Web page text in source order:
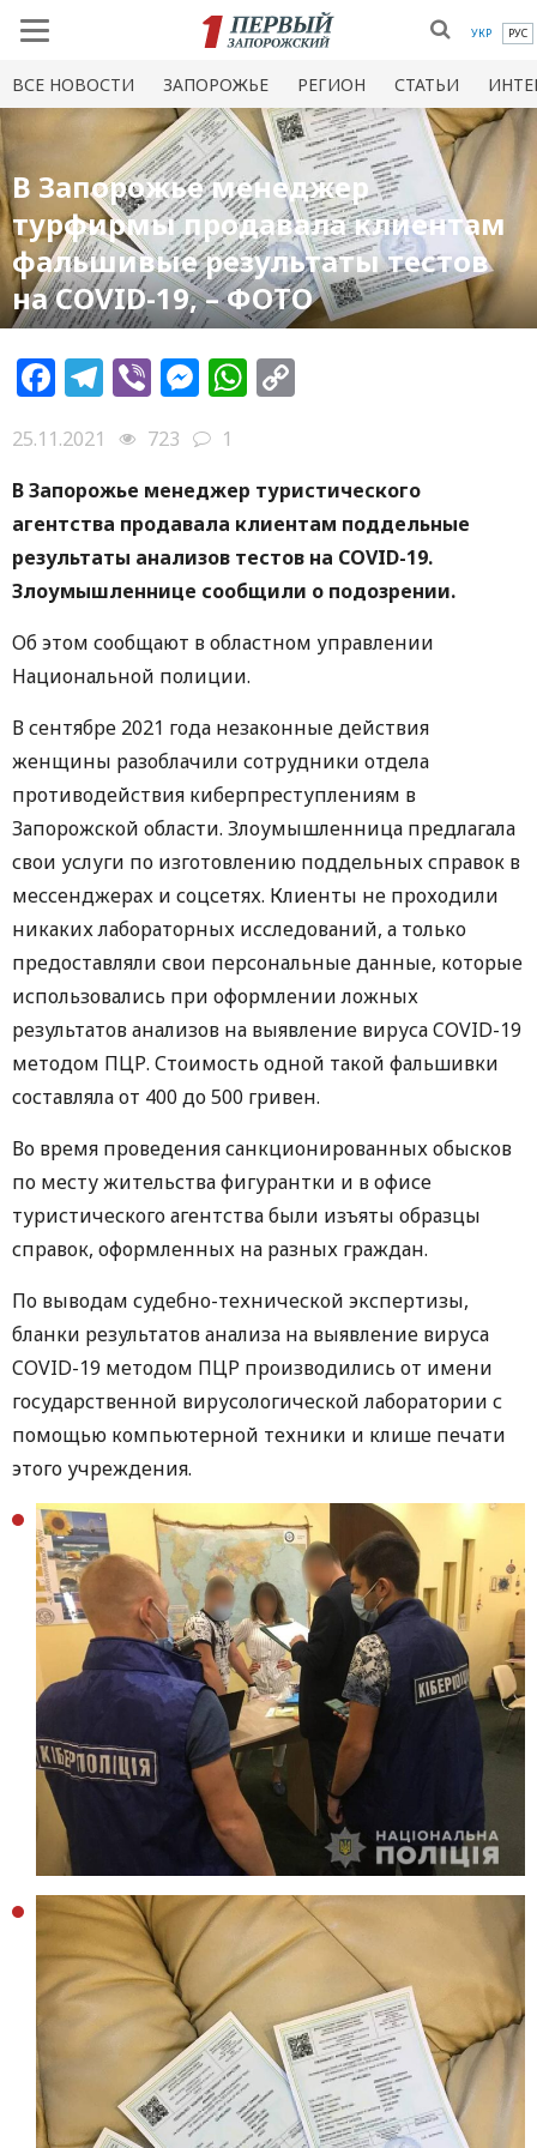
УКР РУС
ВСЕ НОВОСТИ ЗАПОРОЖЬЕ РЕГИОН СТАТЬИ
В Запорожье менеджер
турфирмы продавала клиентам
фальшивые результаты тестов
на COVID-19, – ФОТО
Facebook
Telegram
ViberMessenger
WhatsApp
25.11.2021 723
1
В Запорожье менеджер туристического
агентства продавала клиентам поддельные
результаты анализов тестов на COVID-19.
Злоумышленнице сообщили о подозрении.
Об этом сообщают в областном управлении
Национальной полиции.
В сентябре 2021 года незаконные действия
женщины разоблачили сотрудники отдела
противодействия киберпреступлениям в
Запорожской области. Злоумышленница предлагала
свои услуги по изготовлению поддельных справок в
мессенджерах и соцсетях. Клиенты не проходили
никаких лабораторных исследований, а только
предоставляли свои персональные данные, которые
использовались при оформлении ложных
результатов анализов на выявление вируса COVID-19
методом ПЦР. Стоимость одной такой фальшивки
составляла от 400 до 500 гривен.
Во время проведения санкционированных обысков
по месту жительства фигурантки и в офисе
туристического агентства были изъяты образцы
справок, оформленных на разных граждан.
По выводам судебно-технической экспертизы,
бланки результатов анализа на выявление вируса
COVID-19 методом ПЦР производились от имени
государственной вирусологической лаборатории с
помощью компьютерной техники и клише печати
этого учреждения.